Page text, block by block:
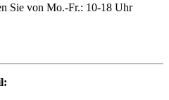
Sie von Mo.-Fr.: 10-18 Uhr